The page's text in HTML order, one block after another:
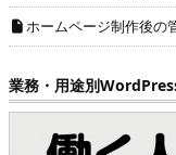
ホームページ制作後の
業務・用途別